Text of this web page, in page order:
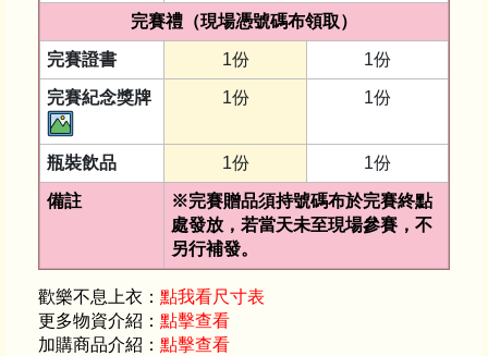
完賽禮（現場憑號碼布領取）
完賽證書 1份 1份
完賽紀念獎牌 1份 1份
瓶裝飲品 1份 1份
備註
※完賽贈品須持號碼布於完賽終點
處發放，若當天未至現場參賽，不
另行補發。
歡樂不息上衣： 點我看尺寸表
更多物資介紹： 點擊查看
加購商品介紹： 點擊查看